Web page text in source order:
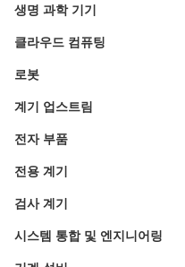
생명 과학 기기
클라우드 컴퓨팅
로봇
계기 업스트림
전자 부품
전용 계기
검사 계기
시스템 통합 및 엔지니어링